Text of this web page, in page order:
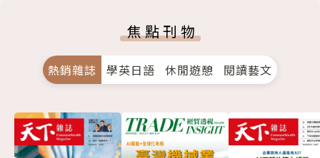
焦點刊物
熱銷雜誌 學英日語 休閒遊憩 閱讀藝文